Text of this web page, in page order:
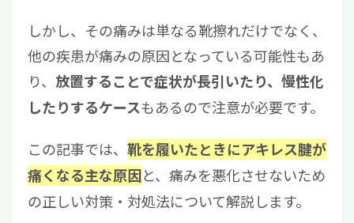
しかし、その痛みは単なる靴擦れだけでなく、
他の疾患が痛みの原因となっている可能性もあ
り、 放置することで症状が長引いたり、慢性化
したりするケースもあるので注意が必要です。
この記事では、 靴を履いたときにアキレス腱が
痛くなる主な原因と、痛みを悪化させないため
の正しい対策・対処法について解説します。